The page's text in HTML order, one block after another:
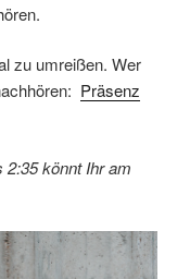
zu umreißen. Wer
Präsenz
2:35 könnt Ihr am